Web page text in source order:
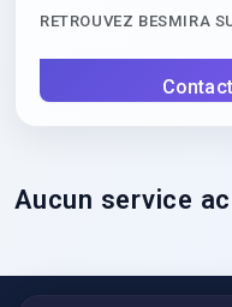
RETROUVEZ BESMIRA
Aucun service